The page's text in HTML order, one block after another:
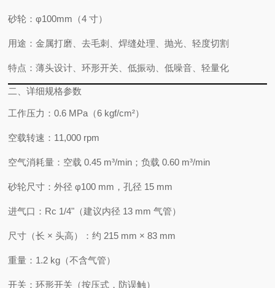
砂轮 ：φ100mm（4 寸）
用途 ：金属打磨、去毛刺、焊缝处理、抛光、轻度切割
特点 ：薄头设计、环形开关、低振动、低噪音、轻量化
二、详细规格参数
工作压力 ：0.6 MPa（6 kgf/cm²）
空载转速 ： 11,000 rpm
空气消耗量 ：空载 0.45 m³/min；负载 0.60 m³/min
砂轮尺寸 ：外径 φ100 mm，孔径 15 mm
进气口 ：Rc 1/4"（建议内径 13 mm 气管）
尺寸（长 × 头高） ：约 215 mm × 83 mm
重量 ： 1.2 kg （不含气管）
开关 ：环形开关 （按压式，防误触）